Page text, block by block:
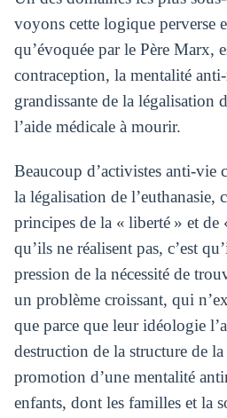
voyons cette logique perverse
qu’évoquée par le Père Marx,
contraception, la mentalité
grandissante de la légalisation
l’aide médicale à mourir.
Beaucoup d’activistes anti-vie
la légalisation de l’euthanasie,
principes de la « liberté » et de
qu’ils ne réalisent pas, c’est
pression de la nécessité de
un problème croissant, qui
que parce que leur idéologie
destruction de la structure de
promotion d’une mentalité
enfants, dont les familles et la